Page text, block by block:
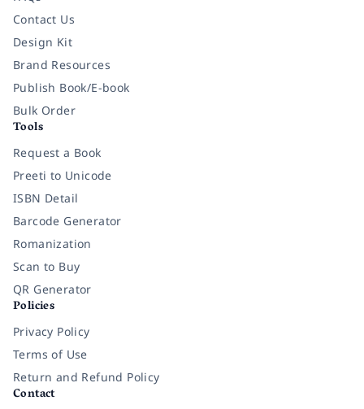
Contact Us
Design Kit
Brand Resources
Publish Book/E-book
Bulk Order
Tools
Request a Book
Preeti to Unicode
ISBN Detail
Barcode Generator
Romanization
Scan to Buy
QR Generator
Policies
Privacy Policy
Terms of Use
Return and Refund Policy
Contact